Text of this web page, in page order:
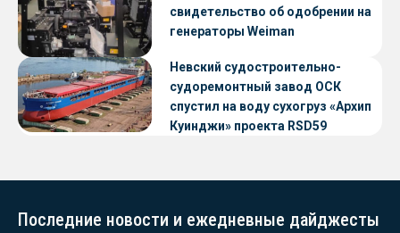
свидетельство об одобрении на
генераторы Weiman
Невский судостроительно-
судоремонтный завод ОСК
спустил на воду сухогруз «Архип
Куинджи» проекта RSD59
Последние новости и ежедневные дайджесты